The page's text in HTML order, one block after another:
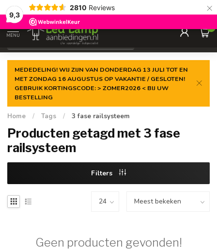
9,3
2810 Reviews ×
Gegarandeerde delaagste prijs
MENU
0
MEDEDELING! WIJ ZIJN VAN DONDERDAG 13 JULI TOT EN
MET ZONDAG 16 AUGUSTUS OP VAKANTIE / GESLOTEN!
GEBRUIK KORTINGSCODE: > ZOMER2026 < BIJ UW
BESTELLING
Home / Tags / 3 fase railsysteem
Producten getagd met 3 fase
railsysteem
Filters
Geen producten gevonden!